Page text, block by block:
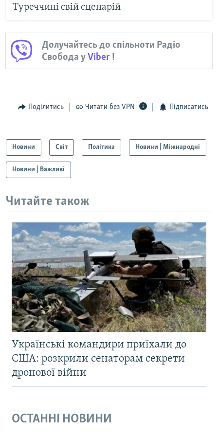
Туреччині свій сценарій
Долучайтесь до спільноти Радіо
Свобода уViber !
Поділитись Читати без VPN Підписатись
Новини Світ Політика Новини | Міжнародні
Новини | Важливі
Читайте також
Українські командири приїхали до
США: розкрили сенаторам секрети
дронової війни
ОСТАННІ НОВИНИ